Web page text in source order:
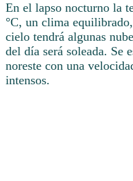
En el lapso nocturno la
°C, un clima
cielo tendrá algunas
del día será soleada. Se
noreste con una
intensos.